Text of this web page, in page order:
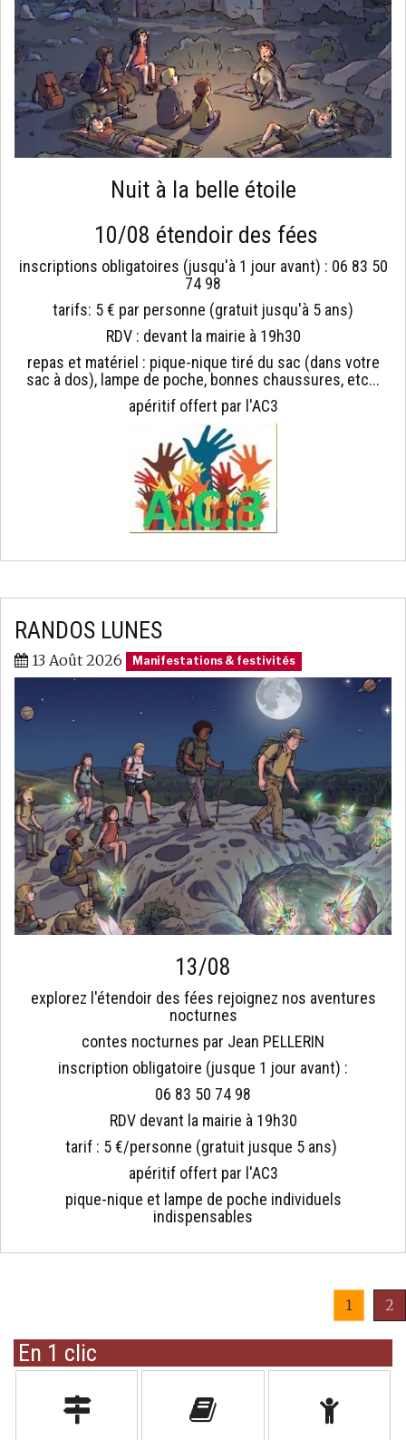
Nuit à la belle étoile
10/08 étendoir des fées
inscriptions obligatoires (jusqu'à 1 jour avant) : 06 83 50
74 98
tarifs: 5 € par personne (gratuit jusqu'à 5 ans)
RDV : devant la mairie à 19h30
repas et matériel : pique-nique tiré du sac (dans votre
sac à dos), lampe de poche, bonnes chaussures, etc...
apéritif offert par l'AC3
RANDOS LUNES
13 Août 2026 Manifestations & festivités
13/08
explorez l'étendoir des fées rejoignez nos aventures
nocturnes
contes nocturnes par Jean PELLERIN
inscription obligatoire (jusque 1 jour avant) :
06 83 50 74 98
RDV devant la mairie à 19h30
tarif : 5 €/personne (gratuit jusque 5 ans)
apéritif offert par l'AC3
pique-nique et lampe de poche individuels
indispensables
1 2
En 1 clic